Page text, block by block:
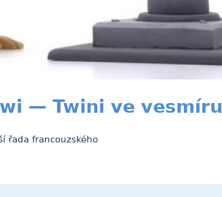
— Twini ve vesmíru
řada francouzského